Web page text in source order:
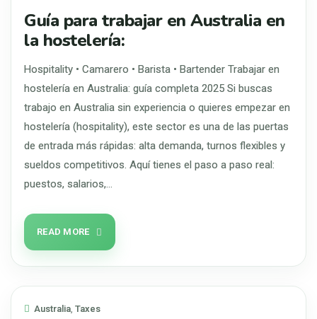
Guía para trabajar en Australia en
la hostelería:
Hospitality • Camarero • Barista • Bartender Trabajar en
hostelería en Australia: guía completa 2025 Si buscas
trabajo en Australia sin experiencia o quieres empezar en
hostelería (hospitality), este sector es una de las puertas
de entrada más rápidas: alta demanda, turnos flexibles y
sueldos competitivos. Aquí tienes el paso a paso real:
puestos, salarios,…
READ MORE
Australia, Taxes